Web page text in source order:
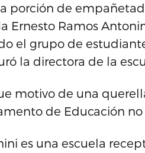
porción de
Ernesto Ramos
el grupo de
la directora de la
motivo de una
de Educación
es una escuela